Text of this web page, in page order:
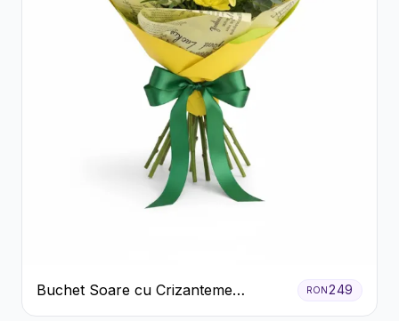
Buchet Soare cu Crizanteme
Galbene și Trandafiri Albi
RON249